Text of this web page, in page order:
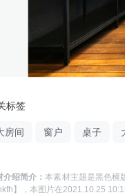
标签
房间 窗户 桌子
介绍简介：本素材主题是黑色横
】
，本图片在2021.10.25